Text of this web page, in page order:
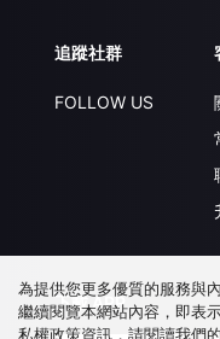
追蹤社群
FOLLOW US
下載 APP
為提供您更多優質的服務與
繼續閱覽本網站內容，即表
私權政策資訊，請閱讀我們的